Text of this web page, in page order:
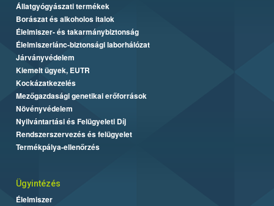
Állatgyógyászati termékek
Borászat és alkoholos italok
Élelmiszer- és takarmánybiztonság
Élelmiszerlánc-biztonsági laborhálózat
Járványvédelem
Kiemelt ügyek, EUTR
Kockázatkezelés
Mezőgazdasági genetikai erőforrások
Növényvédelem
Nyilvántartási és Felügyeleti Díj
Rendszerszervezés és felügyelet
Termékpálya-ellenőrzés
Ügyintézés
Élelmiszer